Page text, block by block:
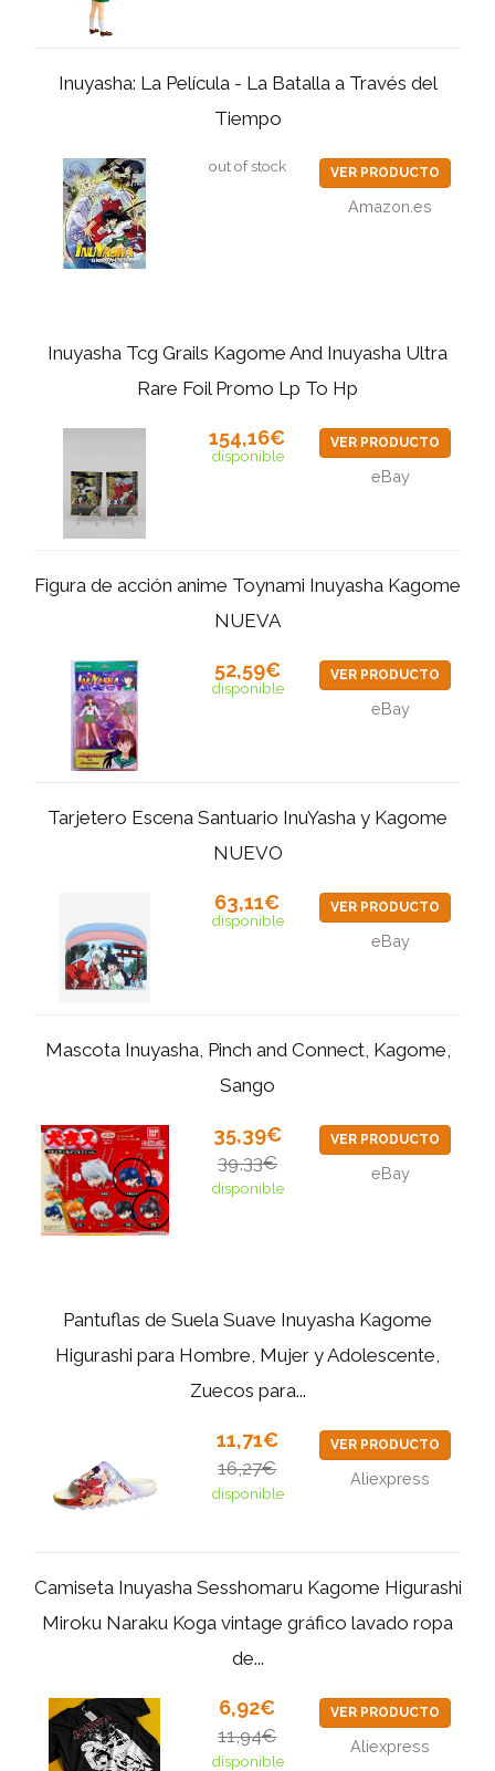
Inuyasha: La Película - La Batalla a Través del
Tiempo
out of stock VER PRODUCTO
Amazon.es
Inuyasha Tcg Grails Kagome And Inuyasha Ultra
Rare Foil Promo Lp To Hp
154,16€
disponible
VER PRODUCTO
eBay
Figura de acción anime Toynami Inuyasha Kagome
NUEVA
52,59€
disponible
VER PRODUCTO
eBay
Tarjetero Escena Santuario InuYasha y Kagome
NUEVO
63,11€
disponible
VER PRODUCTO
eBay
Mascota Inuyasha, Pinch and Connect, Kagome,
Sango
35,39€
39,33€
disponible
VER PRODUCTO
eBay
Pantuflas de Suela Suave Inuyasha Kagome
Higurashi para Hombre, Mujer y Adolescente,
Zuecos para...
11,71€
16,27€
disponible
VER PRODUCTO
Aliexpress
Camiseta Inuyasha Sesshomaru Kagome Higurashi
Miroku Naraku Koga vintage gráfico lavado ropa
de...
6,92€
11,94€
disponible
VER PRODUCTO
Aliexpress